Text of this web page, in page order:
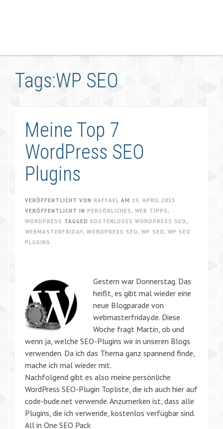
Tags:WP SEO
Meine Top 7
WordPress SEO
Plugins
VERÖFFENTLICHT VON RAFFAEL AM 19. APRIL 2013
VERÖFFENTLICHT IN PERSÖNLICHES , WEB TIPPS ,
WORDPRESS TAGGED KOSTENLOSES WORDPRESS SEO ,
WEBMASTERFRIDAY, WORDPRESS SEO , WP SEO , WP SEO
PLUGINS
Gestern war Donnerstag. Das
heißt, es gibt mal wieder eine
neue Blogparade von
webmasterfriday.de. Diese
Woche fragt Martin, ob und
wenn ja, welche SEO-Plugins wir in unseren Blogs
verwenden. Da ich das Thema ganz spannend finde,
mache ich mal wieder mit.
Nachfolgend gibt es also meine persönliche
WordPress SEO-Plugin Topliste, die ich auch hier auf
code-bude.net verwende. Anzumerken ist, dass alle
Plugins, die ich verwende, kostenlos verfügbar sind.
All in One SEO Pack